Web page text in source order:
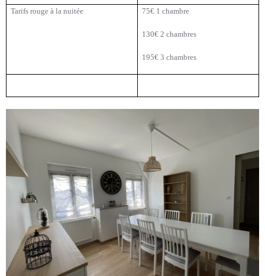
Tarifs rouge à la nuitée 75€ 1 chambre
130€ 2 chambres
195€ 3 chambres